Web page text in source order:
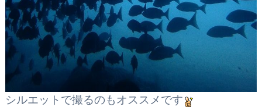
シルエットで撮るのもオススメです